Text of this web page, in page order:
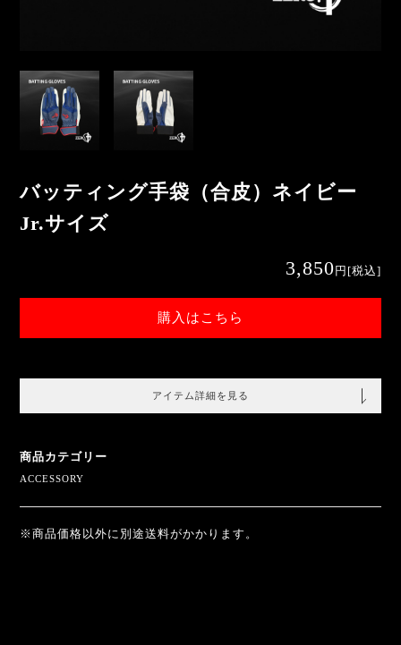
バッティング手袋（合皮）ネイビー
Jr.サイズ
3,850 円 [税込]
購入はこちら
アイテム詳細を見る
商品カテゴリー
ACCESSORY
※商品価格以外に別途送料がかかります。